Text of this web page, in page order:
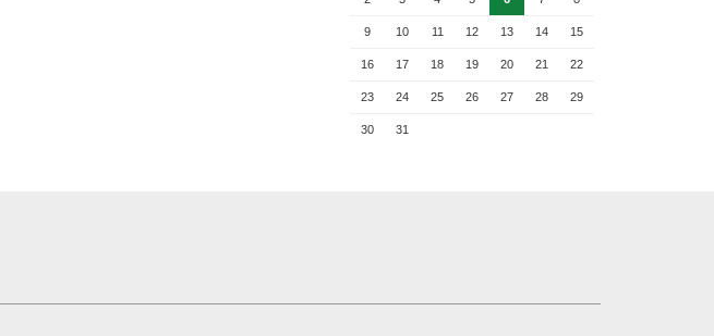
9 10 11 12 13 14 15
16 17 18 19 20 21 22
23 24 25 26 27 28 29
30 31